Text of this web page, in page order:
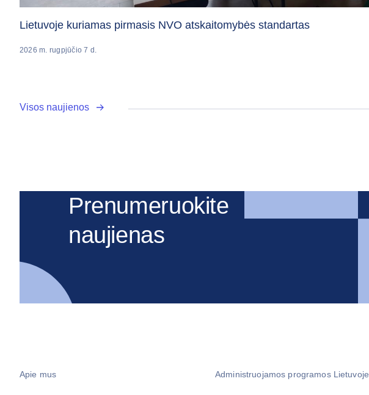
Lietuvoje kuriamas pirmasis NVO atskaitomybės standartas
2026 m. rugpjūčio 7 d.
Visos naujienos
Prenumeruokite
naujienas
Apie mus Administruojamos programos Lietuvoje